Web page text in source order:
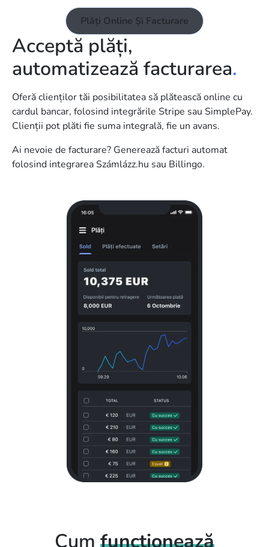
Plăți Online Și Facturare
Acceptă plăți,
automatizează facturarea.
Oferă clienților tăi posibilitatea să plătească online cu
cardul bancar, folosind integrările Stripe sau SimplePay.
Clienții pot plăti fie suma integrală, fie un avans.
Ai nevoie de facturare? Generează facturi automat
folosind integrarea Számlázz.hu sau Billingo.
Cum funcționează